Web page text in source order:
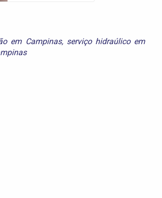
em Campinas, serviço hidraúlico em